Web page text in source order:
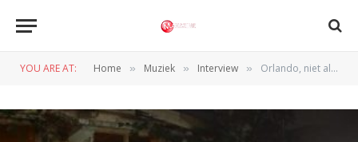
YOU ARE AT: Home » Muziek » Interview » Orlando, niet alleen frontvrouw Tessa Douwstra’s nieuwe band